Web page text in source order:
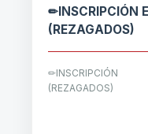
✏INSCRIPCIÓN
(REZAGADOS)
✏INSCRIPCIÓN
(REZAGADOS)